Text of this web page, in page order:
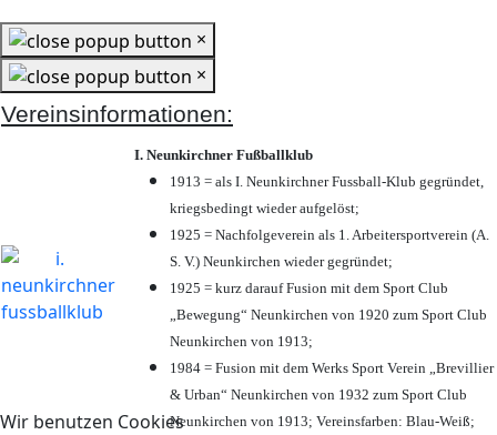
Wir benutzen Cookies
×
×
Vereinsinformationen:
I. Neunkirchner Fußballklub
1913 = als I. Neunkirchner Fussball-Klub gegründet,
kriegsbedingt wieder aufgelöst;
1925 = Nachfolgeverein als 1. Arbeitersportverein (A.
S. V.) Neunkirchen wieder gegründet;
1925 = kurz darauf Fusion mit dem Sport Club
„Bewegung“ Neunkirchen von 1920 zum Sport Club
Neunkirchen von 1913;
1984 = Fusion mit dem Werks Sport Verein „Brevillier
& Urban“ Neunkirchen von 1932 zum Sport Club
Neunkirchen von 1913; Vereinsfarben: Blau-Weiß;